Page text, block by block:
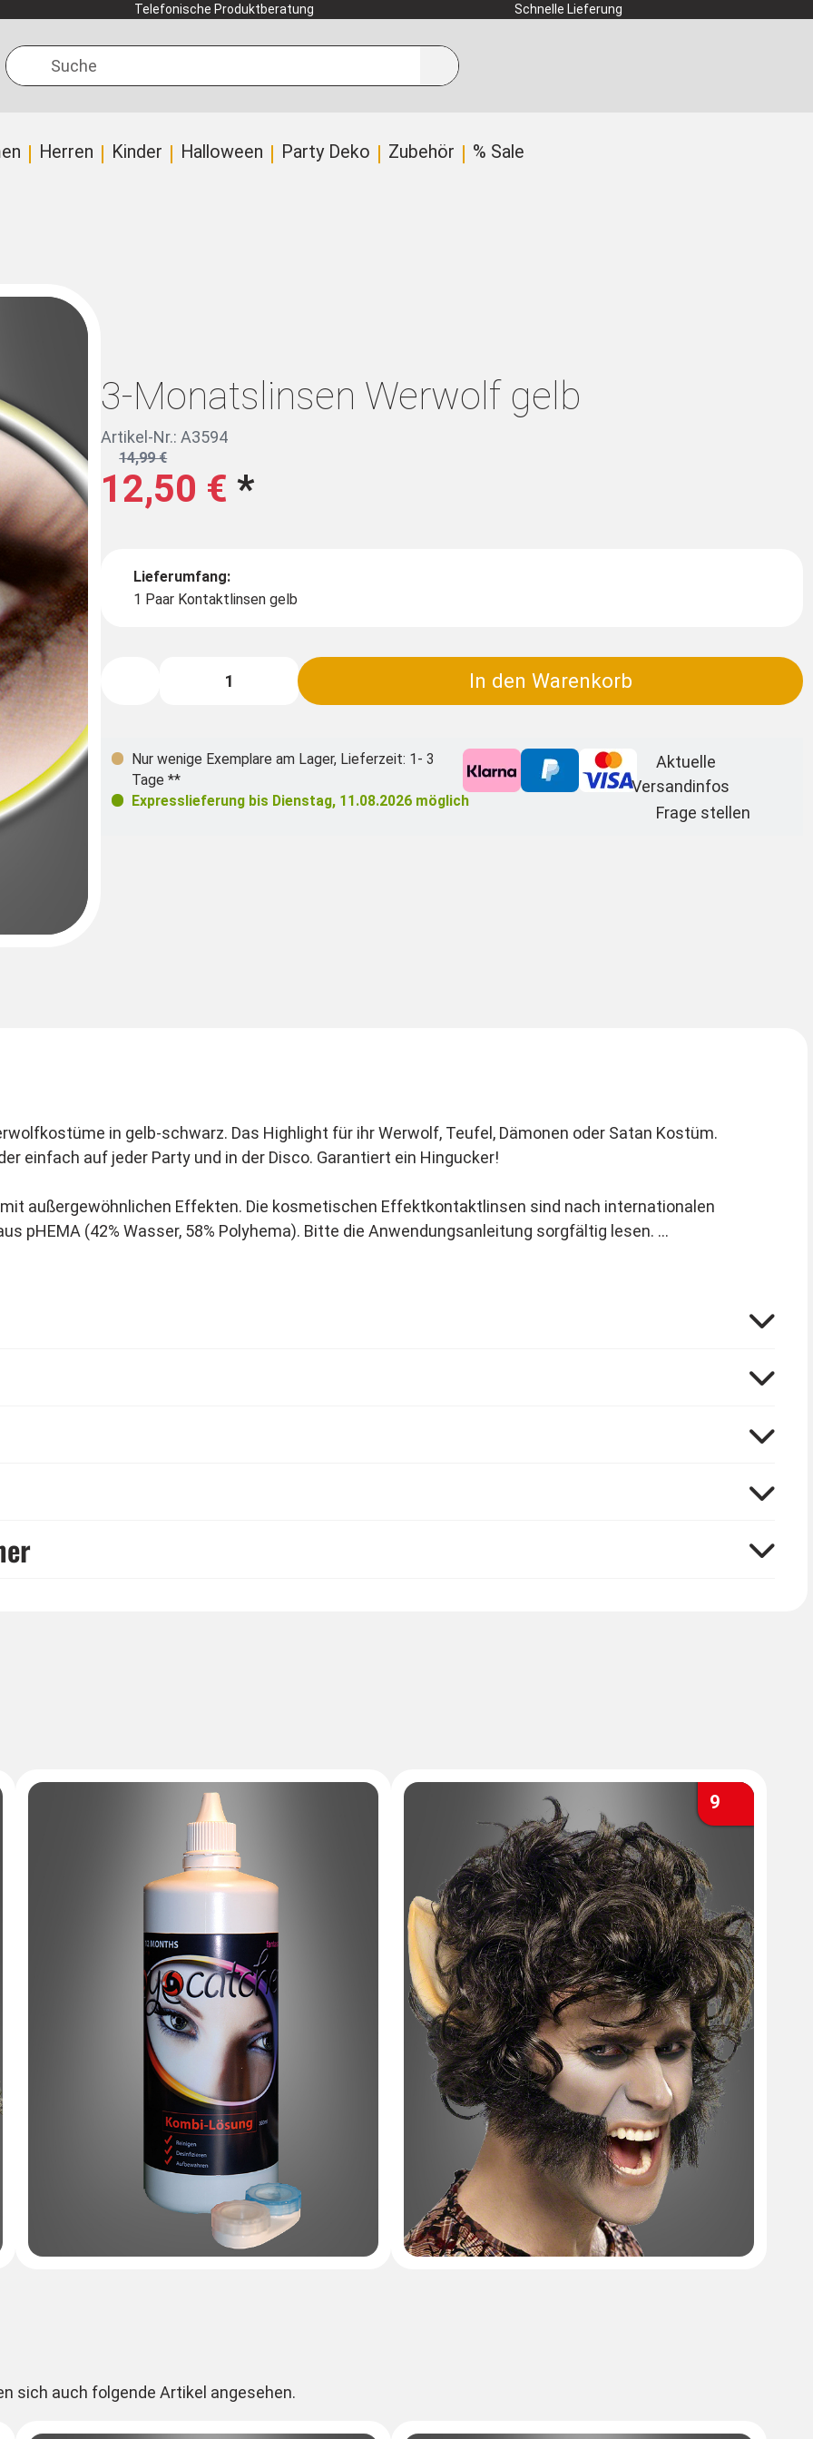
Telefonische Produktberatung Schnelle Lieferung
Suche
Herren Kinder Halloween Party Deko Zubehör % Sale
3-Monatslinsen Werwolf gelb
Artikel-Nr.: A3594
12,50 €*
14,99 €
Lieferumfang:
1 Paar Kontaktlinsen gelb
In den Warenkorb
Nur wenige Exemplare am Lager, Lieferzeit: 1- 3
Tage **
Expresslieferung bis Dienstag, 11.08.2026 möglich
Aktuelle
Versandinfos
Frage stellen
Dämonen oder Satan Kostüm.
einfach auf jeder Party und in der Disco. Garantiert ein Hingucker!
außergewöhnlichen Effekten. Die kosmetischen Effektkontaktlinsen sind nach internationalen
pHEMA (42% Wasser, 58% Polyhema). Bitte die Anwendungsanleitung sorgfältig lesen.
und erhöhen den Tragekomfort.
und Aufbewahrungsbox. Bitte beachten Sie auch unsere weiteren Hinweise und die
deren Handhabung, korrekter Pflege & Hygiene und Tragezeiten auskennen. Eine ärztliche
9
sich auch folgende Artikel angesehen.